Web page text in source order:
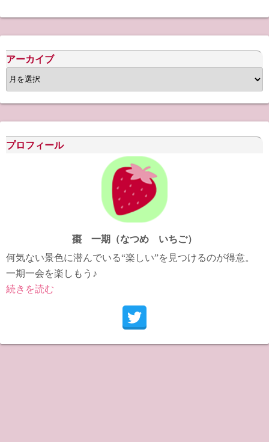
アーカイブ
ア
ー
カ
イ
ブ
プロフィール
棗 一期（なつめ いちご）
何気ない景色に潜んでいる“楽しい”を見つけるのが得意。
一期一会を楽しもう♪
続きを読む